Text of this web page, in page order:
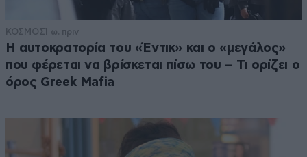
ΚΟΣΜΟΣ1 ω. πριν
Η αυτοκρατορία του «Έντικ» και ο «μεγάλος»
που φέρεται να βρίσκεται πίσω του – Τι ορίζει ο
όρος Greek Mafia